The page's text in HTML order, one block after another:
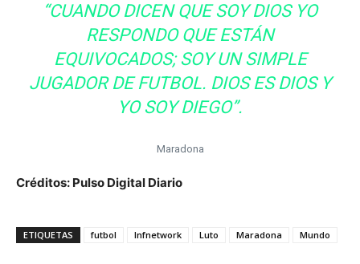
“CUANDO DICEN QUE SOY DIOS YO
RESPONDO QUE ESTÁN
EQUIVOCADOS; SOY UN SIMPLE
JUGADOR DE FUTBOL. DIOS ES DIOS Y
YO SOY DIEGO”.
Maradona
Créditos: Pulso Digital Diario
ETIQUETAS futbol lnfnetwork Luto Maradona Mundo